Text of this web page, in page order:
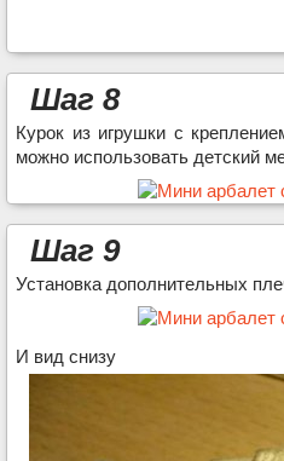
Шаг 8
Курок из игрушки с
можно использовать детский
Шаг 9
Установка дополнительных
И вид снизу